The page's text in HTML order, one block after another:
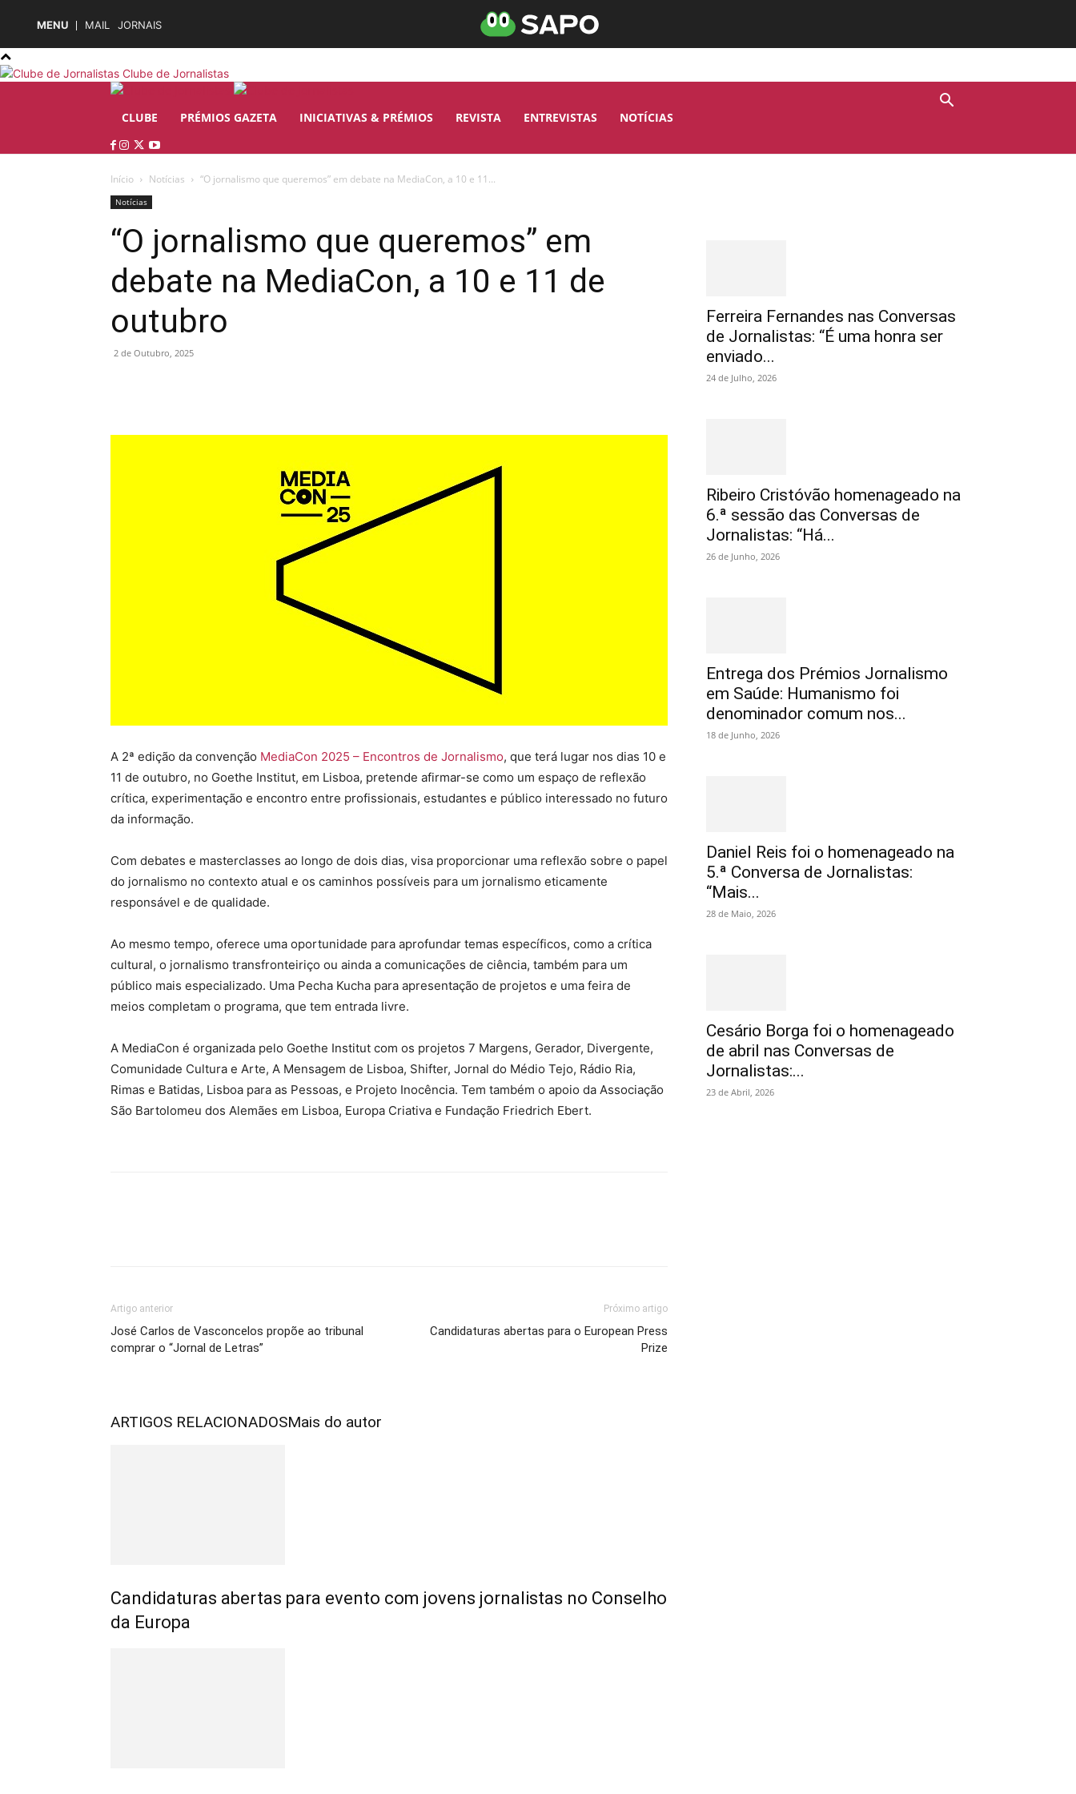
MENU MAIL JORNAIS
Clube de Jornalistas
CLUBE PRÉMIOS GAZETA INICIATIVAS & PRÉMIOS REVISTA ENTREVISTAS NOTÍCIAS
Início Notícias “O jornalismo que queremos” em debate na MediaCon, a 10 e 11...
Notícias
“O jornalismo que queremos” em
debate na MediaCon, a 10 e 11 de
outubro
2 de Outubro, 2025
A 2ª edição da convenção MediaCon 2025 – Encontros de Jornalismo, que terá lugar nos dias 10 e
11 de outubro, no Goethe Institut, em Lisboa, pretende afirmar-se como um espaço de reflexão
crítica, experimentação e encontro entre profissionais, estudantes e público interessado no futuro
da informação.
Com debates e masterclasses ao longo de dois dias, visa proporcionar uma reflexão sobre o papel
do jornalismo no contexto atual e os caminhos possíveis para um jornalismo eticamente
responsável e de qualidade.
Ao mesmo tempo, oferece uma oportunidade para aprofundar temas específicos, como a crítica
cultural, o jornalismo transfronteiriço ou ainda a comunicações de ciência, também para um
público mais especializado. Uma Pecha Kucha para apresentação de projetos e uma feira de
meios completam o programa, que tem entrada livre.
A MediaCon é organizada pelo Goethe Institut com os projetos 7 Margens, Gerador, Divergente,
Comunidade Cultura e Arte, A Mensagem de Lisboa, Shifter, Jornal do Médio Tejo, Rádio Ria,
Rimas e Batidas, Lisboa para as Pessoas, e Projeto Inocência. Tem também o apoio da Associação
São Bartolomeu dos Alemães em Lisboa, Europa Criativa e Fundação Friedrich Ebert.
Artigo anterior
José Carlos de Vasconcelos propõe ao tribunal
comprar o “Jornal de Letras”
Próximo artigo
Candidaturas abertas para o European Press
Prize
ARTIGOS RELACIONADOSMais do autor
Candidaturas abertas para evento com jovens jornalistas no Conselho
da Europa
Ferreira Fernandes nas Conversas
de Jornalistas: “É uma honra ser
enviado...
24 de Julho, 2026
Ribeiro Cristóvão homenageado na
6.ª sessão das Conversas de
Jornalistas: “Há...
26 de Junho, 2026
Entrega dos Prémios Jornalismo
em Saúde: Humanismo foi
denominador comum nos...
18 de Junho, 2026
Daniel Reis foi o homenageado na
5.ª Conversa de Jornalistas:
“Mais...
28 de Maio, 2026
Cesário Borga foi o homenageado
de abril nas Conversas de
Jornalistas:...
23 de Abril, 2026